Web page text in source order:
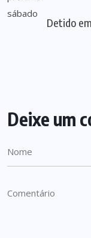
Detido
Deixe um